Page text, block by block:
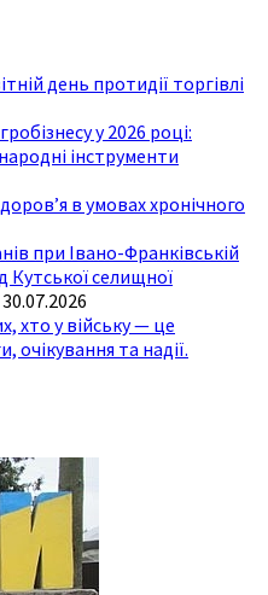
день протидії торгівлі
у 2026 році:
інструменти
в умовах хронічного
при Івано-Франківській
Кутської селищної
30.07.2026
хто у війську — це
очікування та надії.